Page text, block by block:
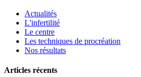
Actualités
L'infertilité
Le centre
Les techniques de procréation
Nos résultats
Articles récents